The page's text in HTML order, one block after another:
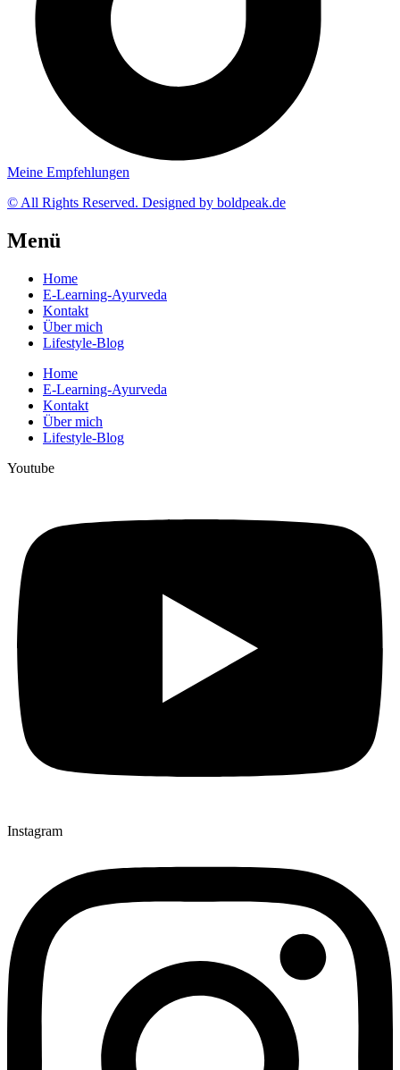
Meine Empfehlungen
© All Rights Reserved. Designed by boldpeak.de
Menü
Home
E-Learning-Ayurveda
Kontakt
Über mich
Lifestyle-Blog
Home
E-Learning-Ayurveda
Kontakt
Über mich
Lifestyle-Blog
Youtube
Instagram